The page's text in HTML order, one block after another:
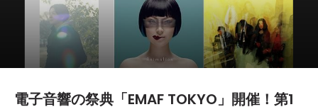
電子音響の祭典「EMAF TOKYO」開催！第1